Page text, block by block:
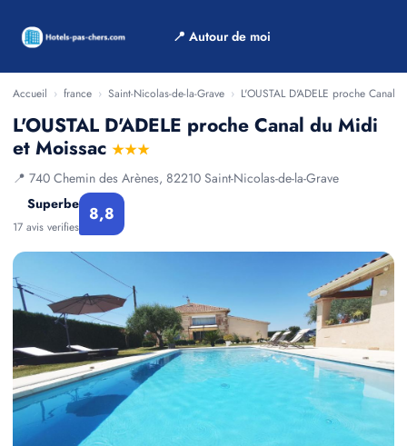
📍 Autour de moi
Accueil › france › Saint-Nicolas-de-la-Grave › L'OUSTAL D'ADELE proche Canal
L'OUSTAL D'ADELE proche Canal du Midi
et Moissac ★★★
📍 740 Chemin des Arènes, 82210 Saint-Nicolas-de-la-Grave
Superbe
17 avis verifies
8,8